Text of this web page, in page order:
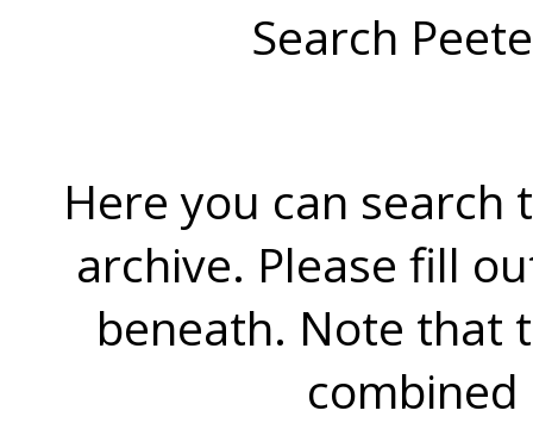
Search
Here you can search
archive. Please fill
beneath. Note that
combined